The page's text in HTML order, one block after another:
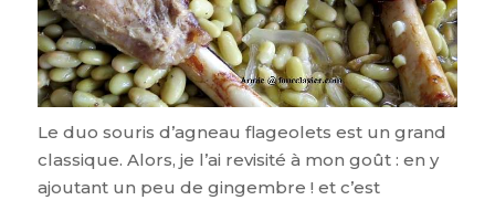
Le duo souris d’agneau flageolets est un grand
classique. Alors, je l’ai revisité à mon goût : en y
ajoutant un peu de gingembre ! et c’est